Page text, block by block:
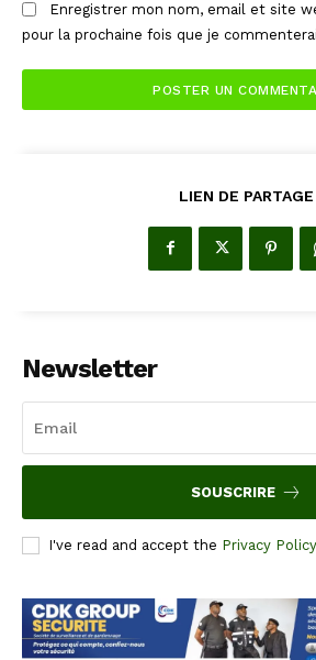
Enregistrer mon nom, email et site
pour la prochaine fois que je
LIEN DE PARTAGE
Newsletter
SOUSCRIRE
I've read and accept the Privacy Policy